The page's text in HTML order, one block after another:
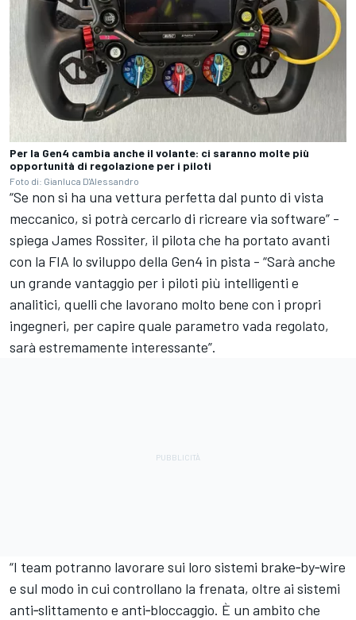
Per la Gen4 cambia anche il volante: ci saranno molte più
opportunità di regolazione per i piloti
Foto di: Gianluca D'Alessandro
“Se non si ha una vettura perfetta dal punto di vista
meccanico, si potrà cercarlo di ricreare via software” -
spiega James Rossiter, il pilota che ha portato avanti
con la FIA lo sviluppo della Gen4 in pista - “Sarà anche
un grande vantaggio per i piloti più intelligenti e
analitici, quelli che lavorano molto bene con i propri
ingegneri, per capire quale parametro vada regolato,
sarà estremamente interessante”.
“I team potranno lavorare sui loro sistemi brake‑by‑wire
e sul modo in cui controllano la frenata, oltre ai sistemi
anti‑slittamento e anti‑bloccaggio. È un ambito che